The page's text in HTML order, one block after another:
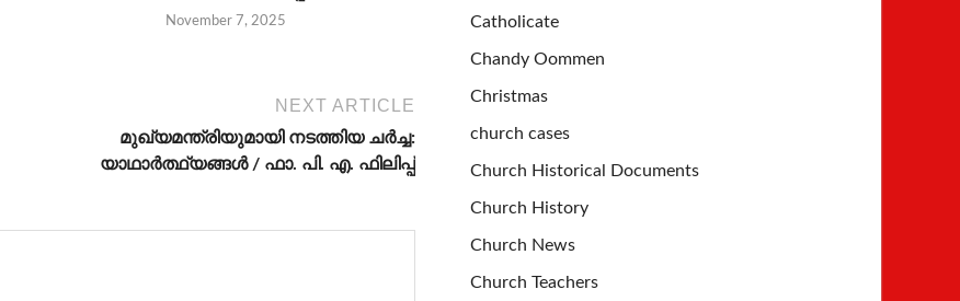
November 7, 2025
NEXT ARTICLE
മുഖ്യമന്ത്രിയുമായി നടത്തിയ ചര്‍ച്ച:
യാഥാര്‍ത്ഥ്യങ്ങള്‍ / ഫാ. പി. എ. ഫിലിപ്പ്
Catholicate
Chandy Oommen
Christmas
church cases
Church Historical Documents
Church History
Church News
Church Teachers